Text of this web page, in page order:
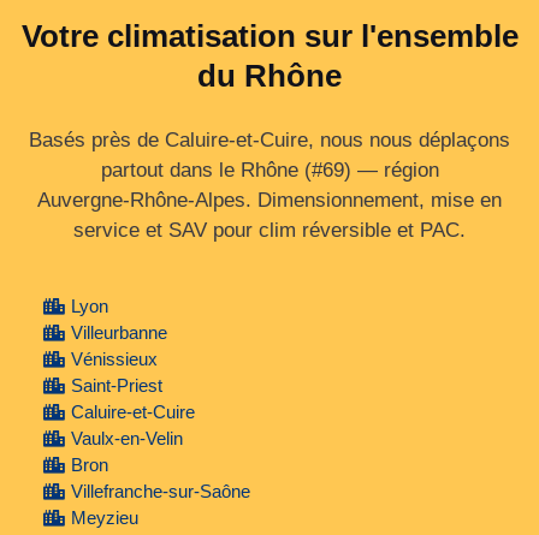
Votre climatisation sur l'ensemble
du Rhône
Basés près de Caluire-et-Cuire, nous nous déplaçons
partout dans le Rhône (#69) — région
Auvergne‑Rhône‑Alpes. Dimensionnement, mise en
service et SAV pour clim réversible et PAC.
Lyon
Villeurbanne
Vénissieux
Saint-Priest
Caluire-et-Cuire
Vaulx-en-Velin
Bron
Villefranche-sur-Saône
Meyzieu